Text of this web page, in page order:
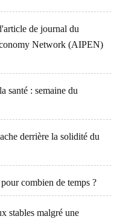
de journal du
Network (AIPEN)
santé : semaine du
derrière la solidité du
combien de temps ?
stables malgré une